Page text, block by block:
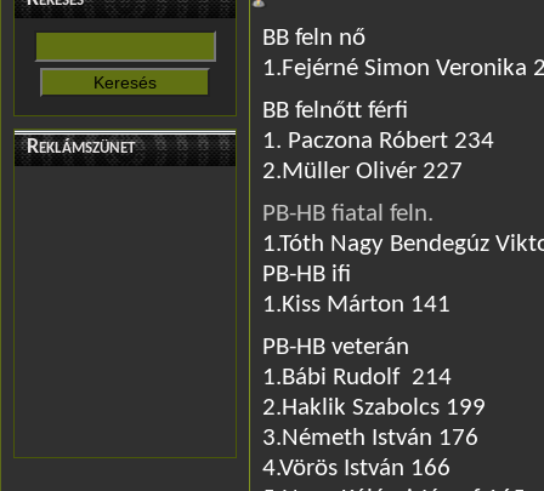
Reklámszünet
BB feln nő
1.Fejérné Simon Veronika
BB felnőtt férfi
1. Paczona Róbert 234
2.Müller Olivér 227
PB-HB fiatal feln.
1.Tóth Nagy Bendegúz
PB-HB ifi
1.Kiss Márton 141
PB-HB veterán
1.Bábi Rudolf 214
2.Haklik Szabolcs 199
3.Németh István 176
4.Vörös István 166